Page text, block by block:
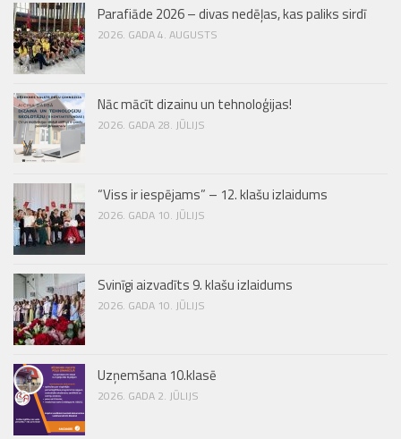
Parafiāde 2026 – divas nedēļas, kas paliks sirdī
2026. GADA 4. AUGUSTS
Nāc mācīt dizainu un tehnoloģijas!
2026. GADA 28. JŪLIJS
“Viss ir iespējams” – 12. klašu izlaidums
2026. GADA 10. JŪLIJS
Svinīgi aizvadīts 9. klašu izlaidums
2026. GADA 10. JŪLIJS
Uzņemšana 10.klasē
2026. GADA 2. JŪLIJS